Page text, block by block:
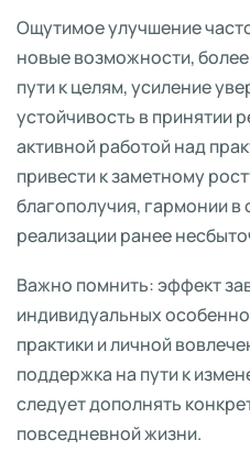
Ощутимое улучшение
новые возможности,
пути к целям, усиление
устойчивость в принятии
активной работой над
привести к заметному
благополучия, гармонии в
реализации ранее
Важно помнить: эффект
индивидуальных
практики и личной
поддержка на пути к
следует дополнять
повседневной жизни.